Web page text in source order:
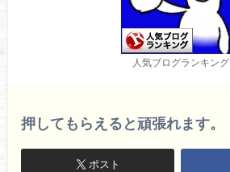
人気ブログランキング
押してもらえると頑張れます。
ポスト